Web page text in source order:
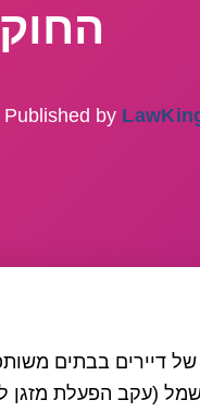
Published by
של דיירים בבתים
(עקב הפעלת מזגן